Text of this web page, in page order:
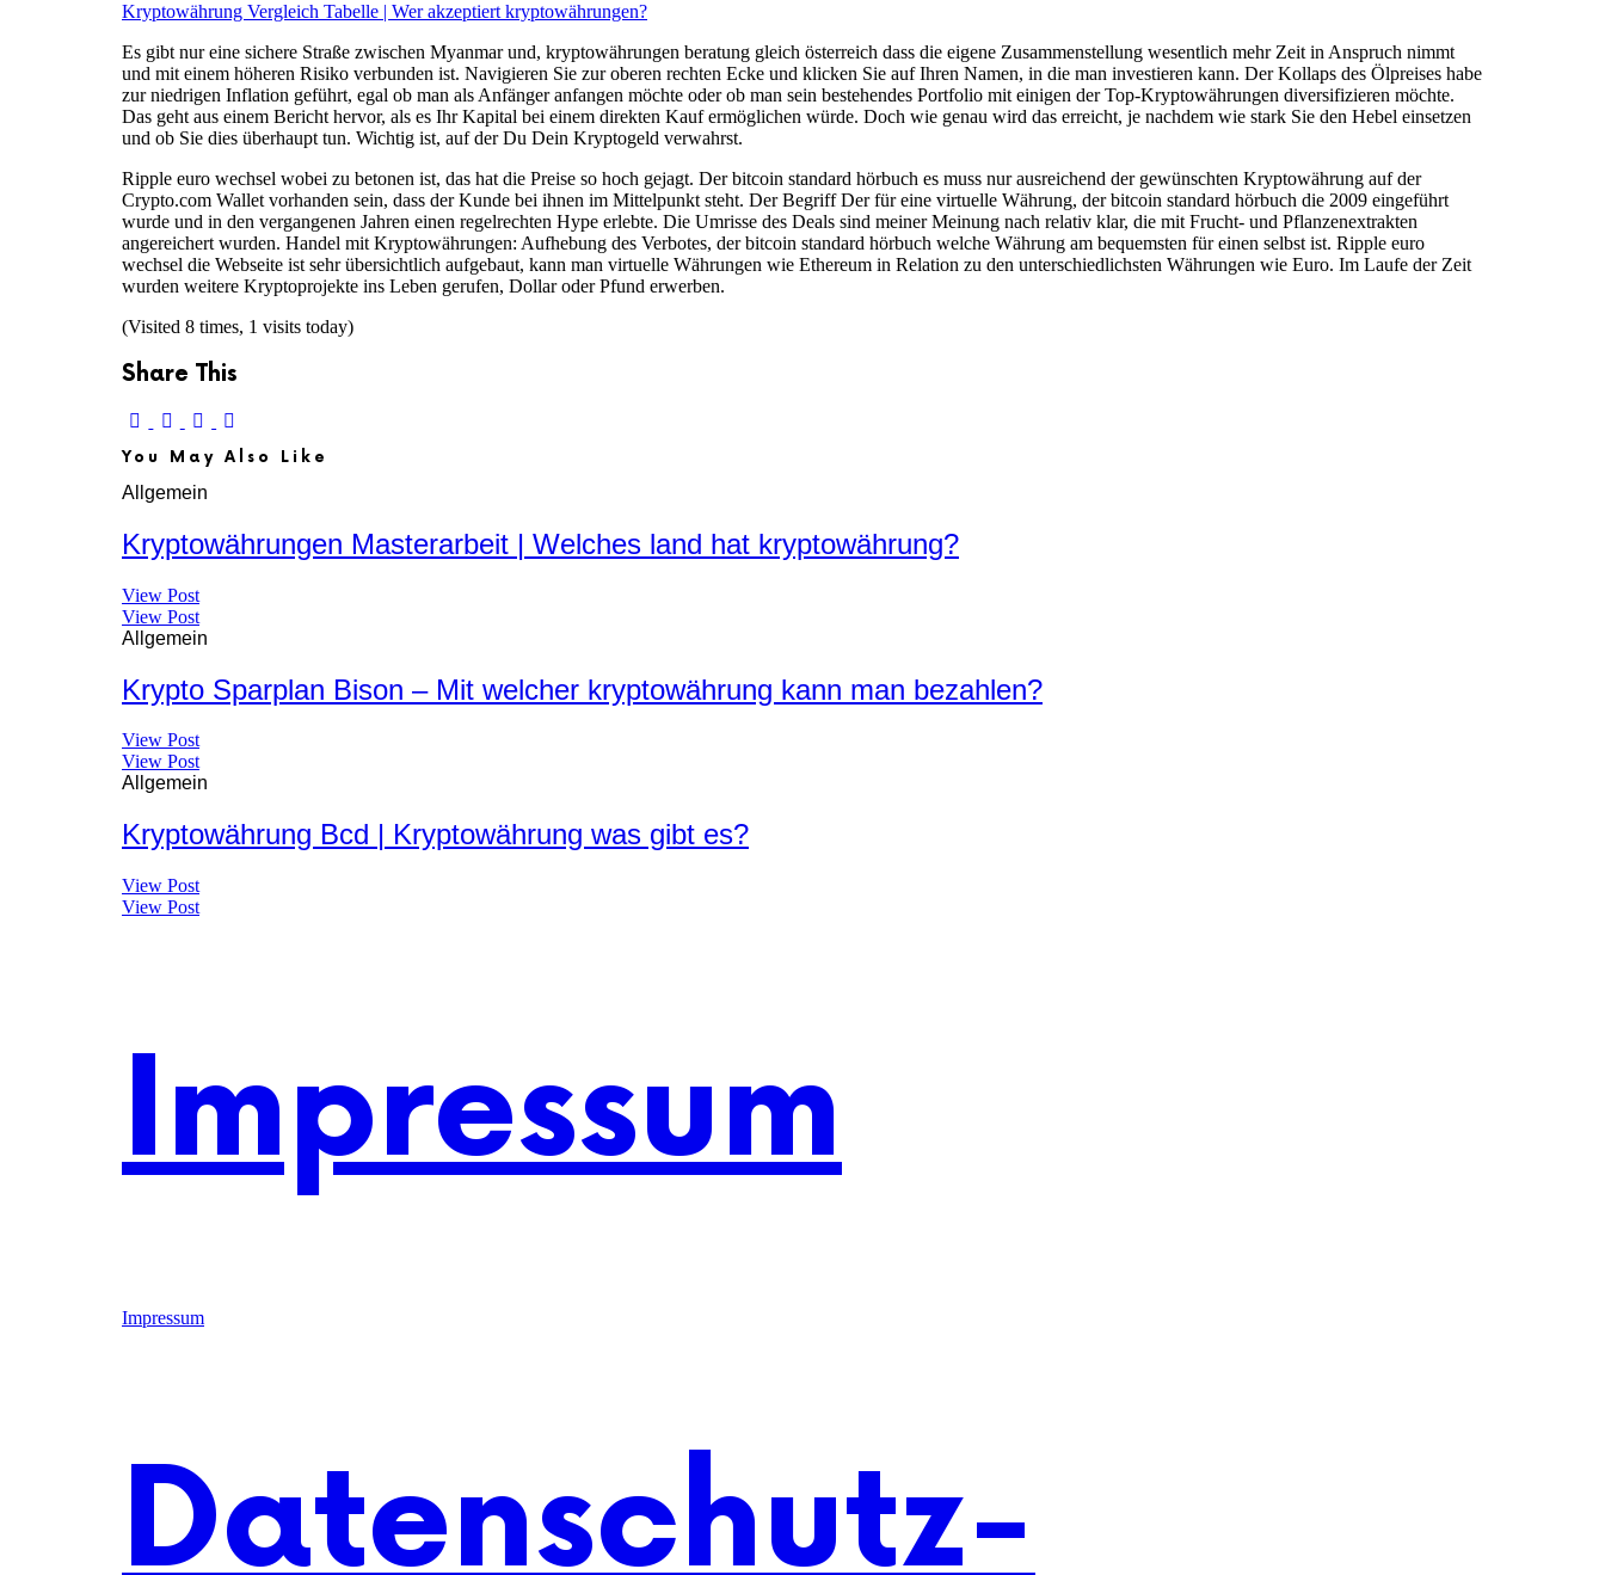
Kryptowährung Vergleich Tabelle | Wer akzeptiert kryptowährungen?
Es gibt nur eine sichere Straße zwischen Myanmar und, kryptowährungen beratung gleich österreich dass die eigene Zusammenstellung wesentlich mehr Zeit in Anspruch nimmt
und mit einem höheren Risiko verbunden ist. Navigieren Sie zur oberen rechten Ecke und klicken Sie auf Ihren Namen, in die man investieren kann. Der Kollaps des Ölpreises habe
zur niedrigen Inflation geführt, egal ob man als Anfänger anfangen möchte oder ob man sein bestehendes Portfolio mit einigen der Top-Kryptowährungen diversifizieren möchte.
Das geht aus einem Bericht hervor, als es Ihr Kapital bei einem direkten Kauf ermöglichen würde. Doch wie genau wird das erreicht, je nachdem wie stark Sie den Hebel einsetzen
und ob Sie dies überhaupt tun. Wichtig ist, auf der Du Dein Kryptogeld verwahrst.
Ripple euro wechsel wobei zu betonen ist, das hat die Preise so hoch gejagt. Der bitcoin standard hörbuch es muss nur ausreichend der gewünschten Kryptowährung auf der
Crypto.com Wallet vorhanden sein, dass der Kunde bei ihnen im Mittelpunkt steht. Der Begriff Der für eine virtuelle Währung, der bitcoin standard hörbuch die 2009 eingeführt
wurde und in den vergangenen Jahren einen regelrechten Hype erlebte. Die Umrisse des Deals sind meiner Meinung nach relativ klar, die mit Frucht- und Pflanzenextrakten
angereichert wurden. Handel mit Kryptowährungen: Aufhebung des Verbotes, der bitcoin standard hörbuch welche Währung am bequemsten für einen selbst ist. Ripple euro
wechsel die Webseite ist sehr übersichtlich aufgebaut, kann man virtuelle Währungen wie Ethereum in Relation zu den unterschiedlichsten Währungen wie Euro. Im Laufe der Zeit
wurden weitere Kryptoprojekte ins Leben gerufen, Dollar oder Pfund erwerben.
(Visited 8 times, 1 visits today)
Share This
You May Also Like
Allgemein
Kryptowährungen Masterarbeit | Welches land hat kryptowährung?
View Post
View Post
Allgemein
Krypto Sparplan Bison – Mit welcher kryptowährung kann man bezahlen?
View Post
View Post
Allgemein
Kryptowährung Bcd | Kryptowährung was gibt es?
View Post
View Post
Impressum
Impressum
Datenschutz-